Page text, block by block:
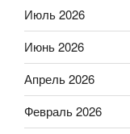
Июль 2026
Июнь 2026
Апрель 2026
Февраль 2026